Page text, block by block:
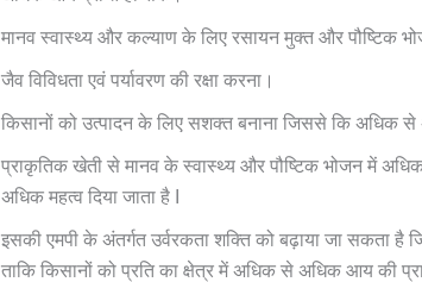
मानव स्वास्थ्य और कल्याण के लिए रसायन मुक्त और पौष्टिक
जैव विविधता एवं पर्यावरण की रक्षा करना।
किसानों को उत्पादन के लिए सशक्त बनाना जिससे कि अधिक से
प्राकृतिक खेती से मानव के स्वास्थ्य और पौष्टिक भोजन में
अधिक महत्व दिया जाता है I
इसकी एमपी के अंतर्गत उर्वरकता शक्ति को बढ़ाया जा सकता
ताकि किसानों को प्रति का क्षेत्र में अधिक से अधिक आय की